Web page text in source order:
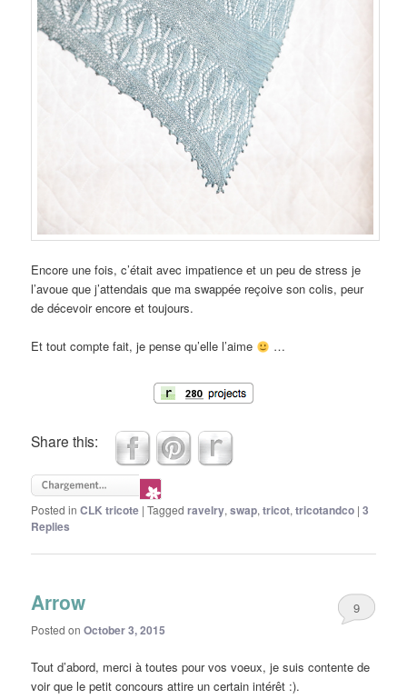
Encore une fois, c’était avec impatience et un peu de stress je
l’avoue que j’attendais que ma swappée reçoive son colis, peur
de décevoir encore et toujours.
Et tout compte fait, je pense qu’elle l’aime …
Share this:
Posted in CLK tricote |Tagged ravelry,swap,tricot,tricotandco |3
Replies
Arrow
Posted onOctober 3, 2015
9
Tout d’abord, merci à toutes pour vos voeux, je suis contente de
voir que le petit concours attire un certain intérêt :).